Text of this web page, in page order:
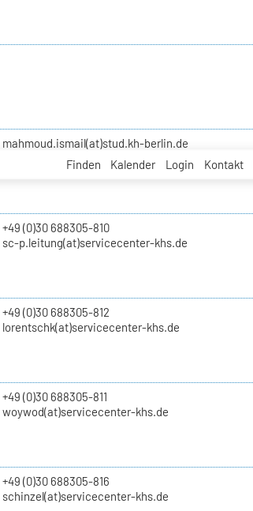
Finden Kalender Login Kontakt
mahmoud.ismail(at)stud.kh-berlin.de
+49 (0)30 688305-810
sc-p.leitung(at)servicecenter-khs.de
+49 (0)30 688305-812
lorentschk(at)servicecenter-khs.de
+49 (0)30 688305-811
woywod(at)servicecenter-khs.de
+49 (0)30 688305-816
schinzel(at)servicecenter-khs.de